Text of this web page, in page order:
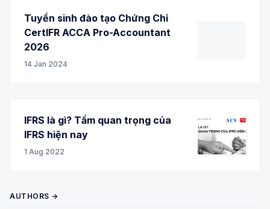
Tuyển sinh đào tạo Chứng Chỉ
CertIFR ACCA Pro-Accountant
2026
14 Jan 2024
IFRS là gì? Tầm quan trọng của
IFRS hiện nay
1 Aug 2022
AUTHORS →